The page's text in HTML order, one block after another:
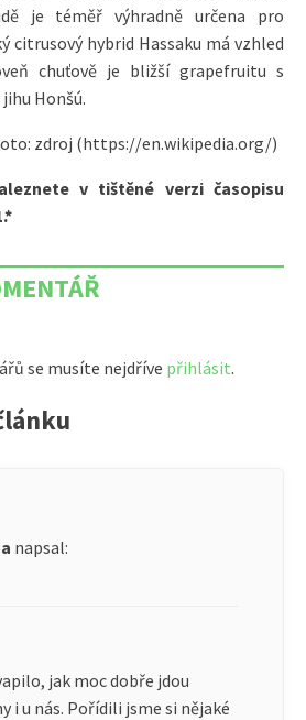
je téměř výhradně určena pro
citrusový hybrid Hassaku má vzhled
chuťově je bližší grapefruitu s
Honšú.
zdroj (https://en.wikipedia.org/)
v tištěné verzi časopisu
se musíte nejdříve přihlásit.
napsal:
jak moc dobře jdou
i u nás. Pořídili jsme si nějaké